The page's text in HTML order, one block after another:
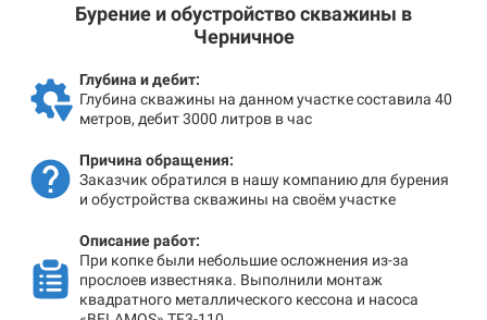
Бурение и обустройство скважины в
Черничное
Глубина и дебит:
Глубина скважины на данном участке составила 40
метров, дебит 3000 литров в час
Причина обращения:
Заказчик обратился в нашу компанию для бурения
и обустройства скважины на своём участке
Описание работ:
При копке были небольшие осложнения из-за
прослоев известняка. Выполнили монтаж
квадратного металлического кессона и насоса